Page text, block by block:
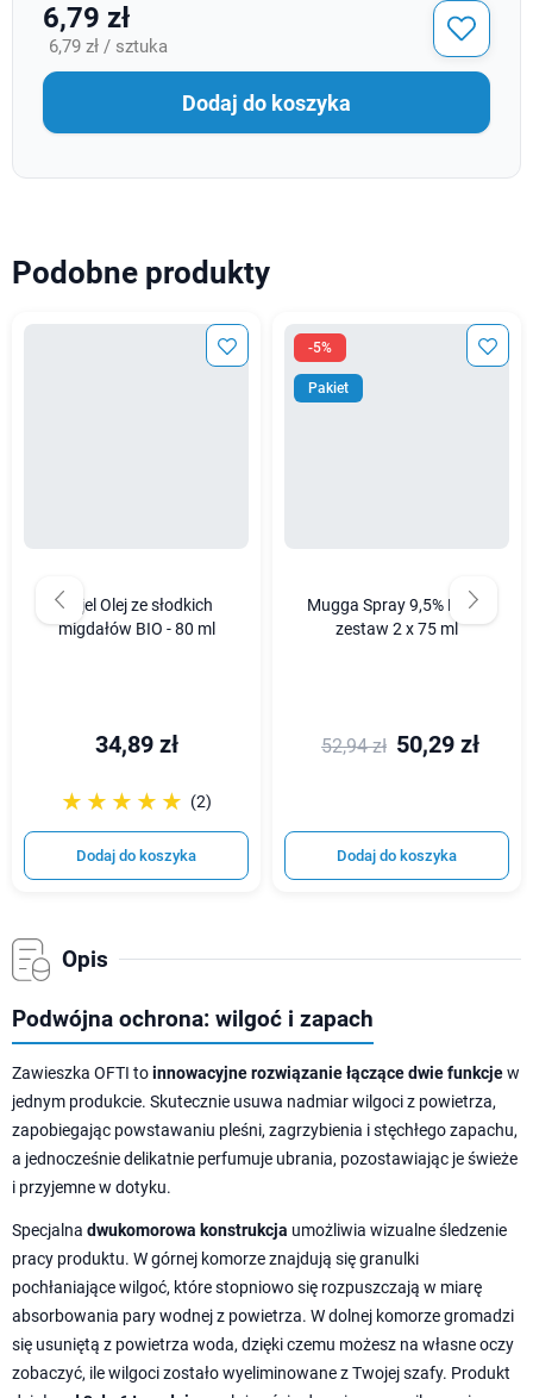
6,79 zł
6,79 zł / sztuka
Dodaj do koszyka
Podobne produkty
Najel Olej ze słodkich
migdałów BIO - 80 ml
34,89 zł
☆☆☆☆☆
★★★★★ (2)
Dodaj do koszyka
-5%
Pakiet
Mugga Spray 9,5% DEET
zestaw 2 x 75 ml
52,94 zł 50,29 zł
Dodaj do koszyka
Opis
Podwójna ochrona: wilgoć i zapach
Zawieszka OFTI toinnowacyjne rozwiązanie łączące dwie funkcjew
jednym produkcie. Skutecznie usuwa nadmiar wilgoci z powietrza,
zapobiegając powstawaniu pleśni, zagrzybienia i stęchłego zapachu,
a jednocześnie delikatnie perfumuje ubrania, pozostawiając je świeże
i przyjemne w dotyku.
Specjalna dwukomorowa konstrukcja umożliwia wizualne śledzenie
pracy produktu. W górnej komorze znajdują się granulki
pochłaniające wilgoć, które stopniowo się rozpuszczają w miarę
absorbowania pary wodnej z powietrza. W dolnej komorze gromadzi
się usuniętą z powietrza woda, dzięki czemu możesz na własne oczy
zobaczyć, ile wilgoci zostało wyeliminowane z Twojej szafy. Produkt